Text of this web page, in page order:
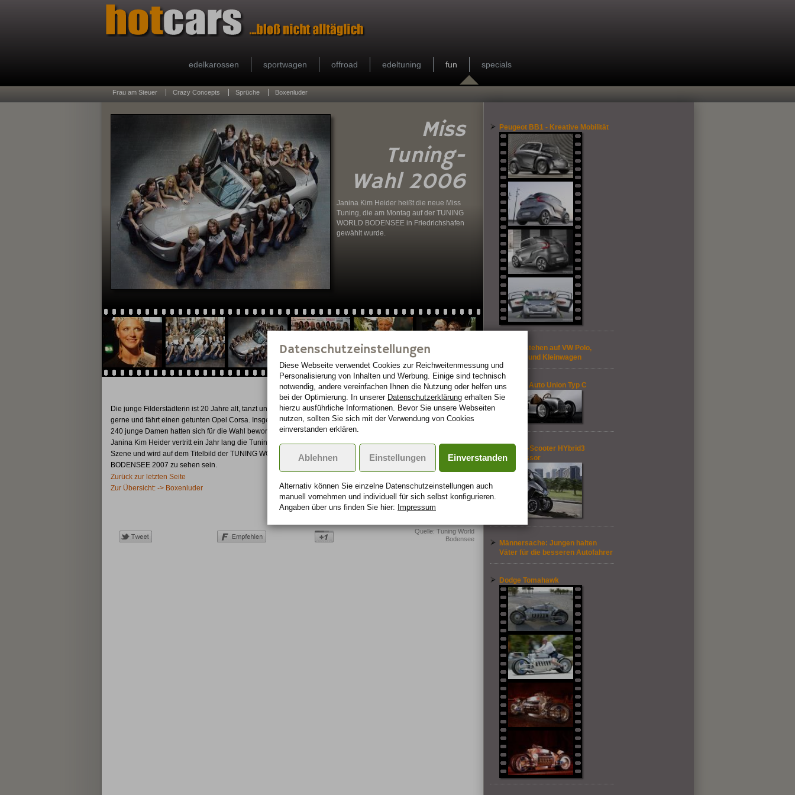
edelkarossen sportwagen offroad edeltuning fun specials
Frau am Steuer Crazy Concepts Sprüche Boxenluder
Miss
Tuning-
Wahl 2006
Janina Kim Heider heißt die neue Miss
Tuning, die am Montag auf der TUNING
WORLD BODENSEE in Friedrichshafen
gewählt wurde.
Die junge Filderstädterin ist 20 Jahre alt, tanzt und reist
gerne und fährt einen getunten Opel Corsa. Insgesamt
240 junge Damen hatten sich für die Wahl beworben.
Janina Kim Heider vertritt ein Jahr lang die Tuning-
Szene und wird auf dem Titelbild der TUNING WORLD
BODENSEE 2007 zu sehen sein.
Zurück zur letzten Seite
Zur Übersicht: -> Boxenluder
Quelle: Tuning World
Bodensee
Peugeot BB1 - Kreative Mobilität
Frauen stehen auf VW Polo,
Italiener und Kleinwagen
Tretauto Auto Union Typ C
Konzept-Scooter HYbrid3
compressor
Männersache: Jungen halten
Väter für die besseren Autofahrer
Dodge Tomahawk
Datenschutzeinstellungen
Diese Webseite verwendet Cookies zur Reichweiten­messung und
Personalisierung von Inhalten und Werbung. Einige sind technisch
notwendig, andere vereinfachen Ihnen die Nutzung oder helfen uns
bei der Optimierung. In unserer Datenschutzerklärung erhalten Sie
hierzu ausführliche Informationen. Bevor Sie unsere Webseiten
nutzen, sollten Sie sich mit der Verwendung von Cookies
einverstanden erklären.
Einverstanden
Ablehnen Einstellungen
Alternativ können Sie einzelne Datenschutz­ein­stellungen auch
manuell vor­nehmen und indivi­duell für sich selbst konfigurieren.
Angaben über uns finden Sie hier: Impressum